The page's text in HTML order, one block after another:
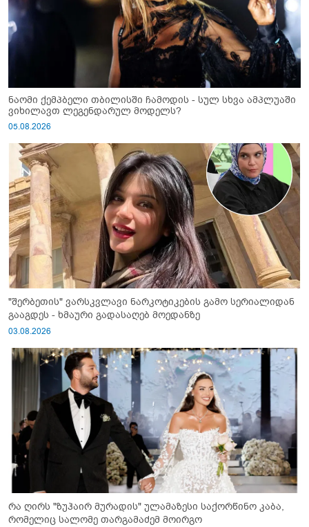
ნაომი ქემპბელი თბილისში ჩამოდის - სულ სხვა ამპლუაში
ვიხილავთ ლეგენდარულ მოდელს?
05.08.2026
"შერბეთის" ვარსკვლავი ნარკოტიკების გამო სერიალიდან
გააგდეს - ხმაური გადასაღებ მოედანზე
03.08.2026
რა ღირს "ზუჰაირ მურადის" ულამაზესი საქორწინო კაბა,
რომელიც სალომე თარგამაძემ მოირგო